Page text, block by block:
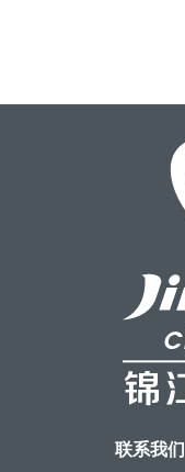
联系我们